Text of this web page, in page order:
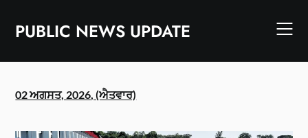
contentPUBLIC NEWS UPDATE
02 ਅਗਸਤ, 2026, (ਐਤਵਾਰ)